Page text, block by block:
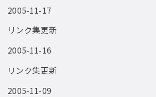
2005-11-17
リンク集更新
2005-11-16
リンク集更新
2005-11-09